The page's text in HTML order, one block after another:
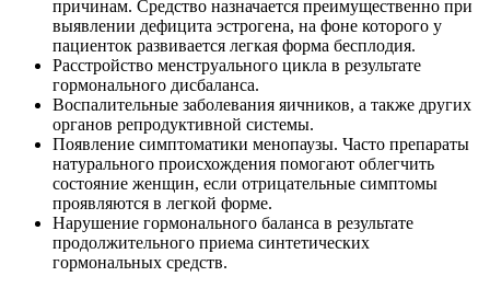
причинам. Средство назначается преимущественно при
выявлении дефицита эстрогена, на фоне которого у
пациенток развивается легкая форма бесплодия.
Расстройство менструального цикла в результате
гормонального дисбаланса.
Воспалительные заболевания яичников, а также других
органов репродуктивной системы.
Появление симптоматики менопаузы. Часто препараты
натурального происхождения помогают облегчить
состояние женщин, если отрицательные симптомы
проявляются в легкой форме.
Нарушение гормонального баланса в результате
продолжительного приема синтетических
гормональных средств.